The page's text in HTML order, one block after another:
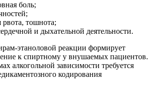
боль;
рвота, тошнота;
и дыхательной деятельности.
этаноловой реакции формирует
к спиртному у внушаемых пациентов.
алкогольной зависимости требуется
кодирования